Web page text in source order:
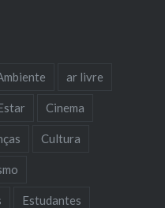
ar livre
Cinema
Cultura
Estudantes